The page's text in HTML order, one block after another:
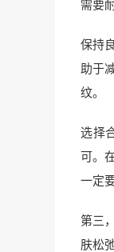
需要
保持
助于
纹。
选择
可。
一定
第三
肤松